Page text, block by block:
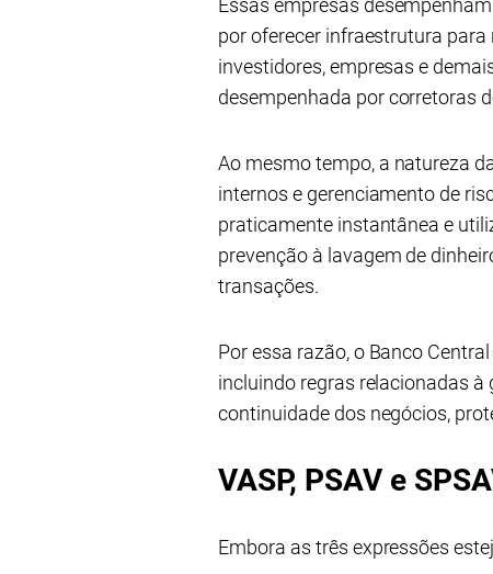
por oferecer infraestrutura
investidores, empresas e
desempenhada por corretoras
Ao mesmo tempo, a natureza
internos e gerenciamento de
praticamente instantânea e
prevenção à lavagem de
transações.
Por essa razão, o Banco
incluindo regras relacionadas à
continuidade dos negócios,
VASP, PSAV e
Embora as três expressões